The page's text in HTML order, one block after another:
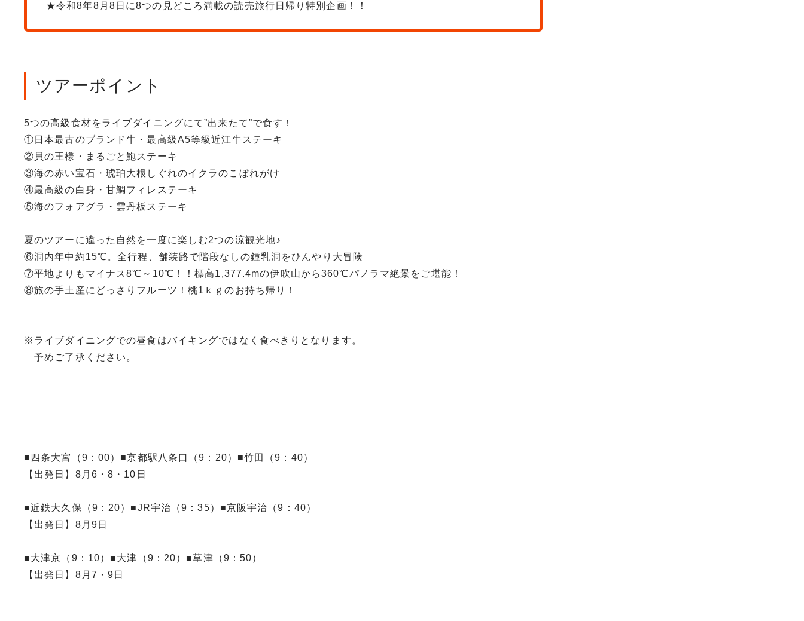
★令和8年8月8日に8つの見どころ満載の読売旅行日帰り特別企画！！
ツアーポイント
5つの高級食材をライブダイニングにて”出来たて”で食す！
①日本最古のブランド牛・最高級A5等級近江牛ステーキ
②貝の王様・まるごと鮑ステーキ
③海の赤い宝石・琥珀大根しぐれのイクラのこぼれがけ
④最高級の白身・甘鯛フィレステーキ
⑤海のフォアグラ・雲丹板ステーキ
夏のツアーに違った自然を一度に楽しむ2つの涼観光地♪
⑥洞内年中約15℃。全行程、舗装路で階段なしの鍾乳洞をひんやり大冒険
⑦平地よりもマイナス8℃～10℃！！標高1,377.4mの伊吹山から360℃パノラマ絶景をご堪能！
⑧旅の手土産にどっさりフルーツ！桃1ｋｇのお持ち帰り！
※ライブダイニングでの昼食はバイキングではなく食べきりとなります。
予めご了承ください。
■四条大宮（9：00）■京都駅八条口（9：20）■竹田（9：40）
【出発日】8月6・8・10日
■近鉄大久保（9：20）■JR宇治（9：35）■京阪宇治（9：40）
【出発日】8月9日
■大津京（9：10）■大津（9：20）■草津（9：50）
【出発日】8月7・9日